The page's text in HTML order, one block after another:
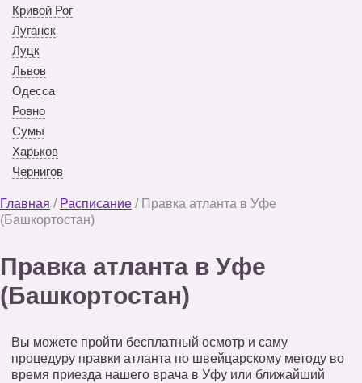
Кривой Рог
Луганск
Луцк
Львов
Одесса
Ровно
Сумы
Харьков
Чернигов
Главная / Расписание / Правка атланта в Уфе
(Башкортостан)
Правка атланта в Уфе
(Башкортостан)
Вы можете пройти бесплатный осмотр и саму
процедуру правки атланта по швейцарскому методу во
время приезда нашего врача в Уфу или ближайший